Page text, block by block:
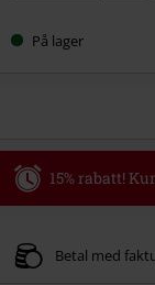
På lager
15% rabatt!
Gyldig fram til 09/08/
Betal med